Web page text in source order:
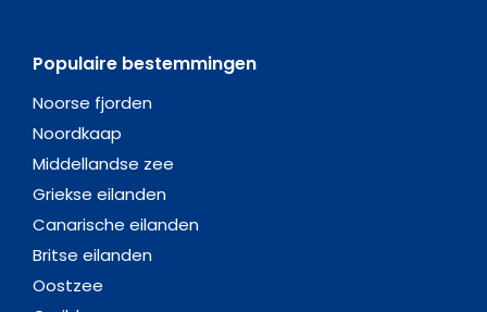
Populaire bestemmingen
Noorse fjorden
Noordkaap
Middellandse zee
Griekse eilanden
Canarische eilanden
Britse eilanden
Oostzee